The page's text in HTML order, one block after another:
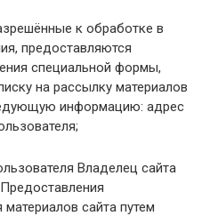
к обработке в
предоставляются
специальной формы,
на рассылку материалов
информацию: адрес
Владелец сайта
сайта путем